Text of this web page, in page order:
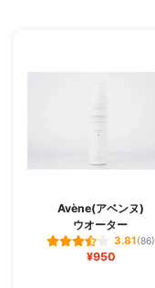
Avène(アベンヌ)
ウオーター
3.81(86)
¥950